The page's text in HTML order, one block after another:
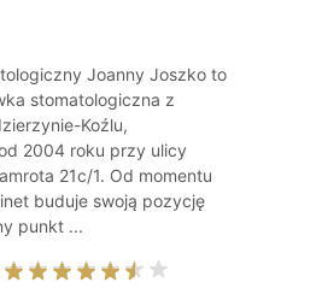
Joanny Joszko to
stomatologiczna z
Koźlu,
2004 roku przy ulicy
21c/1. Od momentu
buduje swoją pozycję
punkt ...